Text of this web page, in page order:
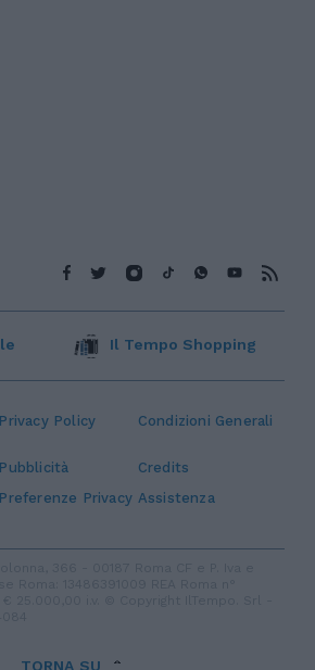
Privacy Policy Condizioni Generali
Pubblicità
Credits
Preferenze Privacy Assistenza
Il Tempo Shopping
TORNA SU